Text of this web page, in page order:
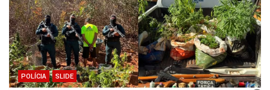
POLÍCIA SLIDE